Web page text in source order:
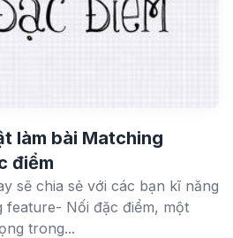
làm bài Matching
điểm
sẽ chia sẻ với các bạn kĩ năng
feature- Nối đặc điểm, một
trong...